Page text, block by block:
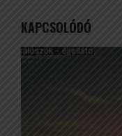
KAPCSOLÓDÓ